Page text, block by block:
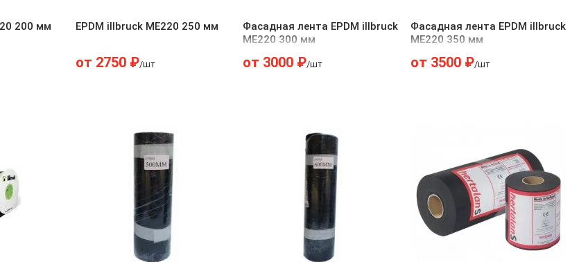
200 мм EPDM illbruck ME220 250 мм
от 2750₽/шт
Фасадная лента EPDM illbruck
ME220 300 мм
от 3000 ₽/шт
Фасадная лента EPDM illbruck
ME220 350 мм
от 3500₽/шт